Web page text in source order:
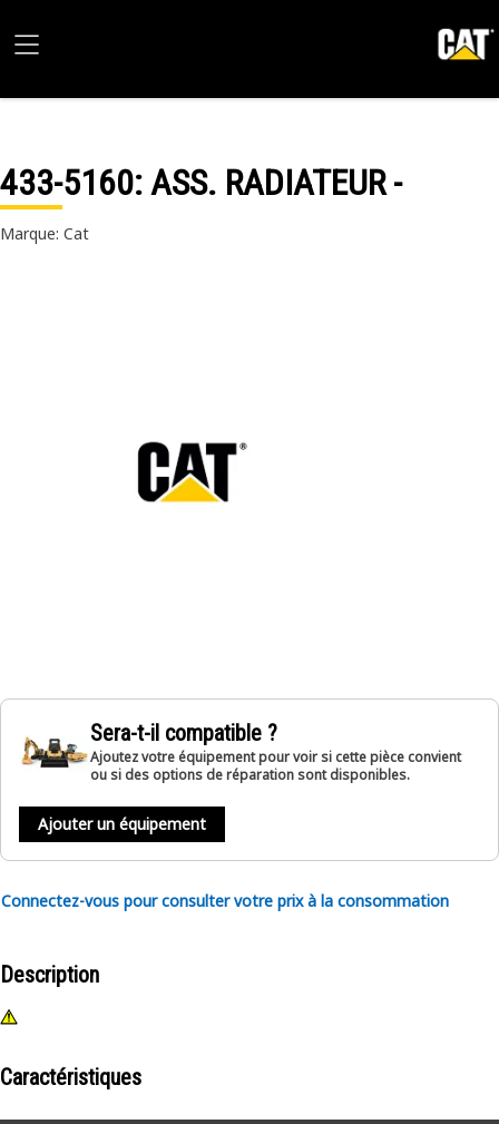
433-5160: ASS. RADIATEUR -
Marque: Cat
Sera-t-il compatible ?
Ajoutez votre équipement pour voir si cette pièce convient
ou si des options de réparation sont disponibles.
Ajouter un équipement
Connectez-vous pour consulter votre prix à la consommation
Description
Caractéristiques